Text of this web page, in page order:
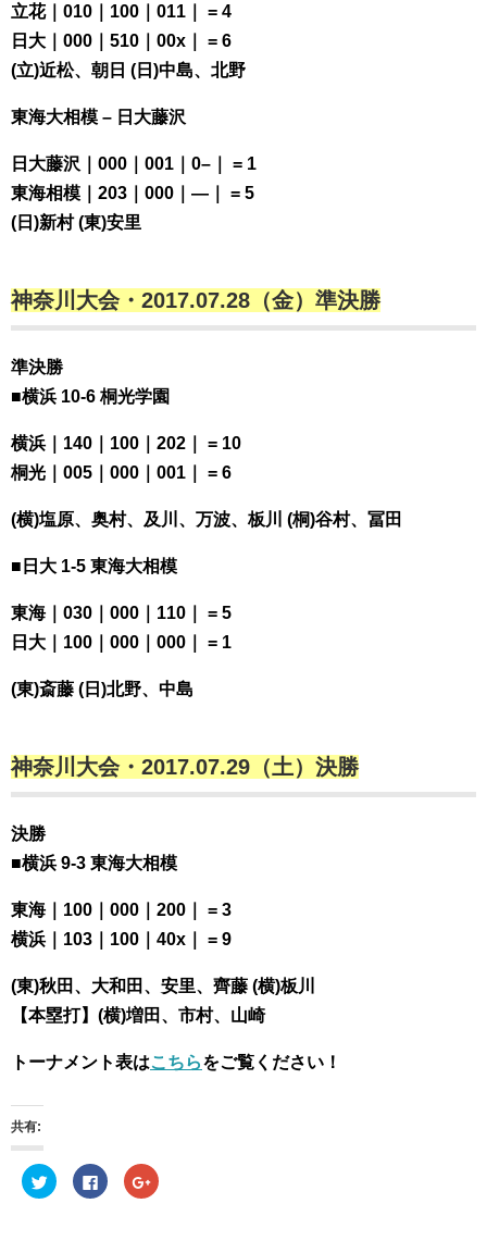
立花｜010｜100｜011｜ = 4
日大｜000｜510｜00x｜ = 6
(立)近松、朝日 (日)中島、北野
東海大相模 – 日大藤沢
日大藤沢｜000｜001｜0–｜ = 1
東海相模｜203｜000｜—｜ = 5
(日)新村 (東)安里
神奈川大会・2017.07.28（金）準決勝
準決勝
■横浜 10-6 桐光学園
横浜｜140｜100｜202｜ = 10
桐光｜005｜000｜001｜ = 6
(横)塩原、奥村、及川、万波、板川 (桐)谷村、冨田
■日大 1-5 東海大相模
東海｜030｜000｜110｜ = 5
日大｜100｜000｜000｜ = 1
(東)斎藤 (日)北野、中島
神奈川大会・2017.07.29（土）決勝
決勝
■横浜 9-3 東海大相模
東海｜100｜000｜200｜ = 3
横浜｜103｜100｜40x｜ = 9
(東)秋田、大和田、安里、齊藤 (横)板川
【本塁打】(横)増田、市村、山崎
トーナメント表はこちらをご覧ください！
共有:
ク
リ
F
a
ク
リ